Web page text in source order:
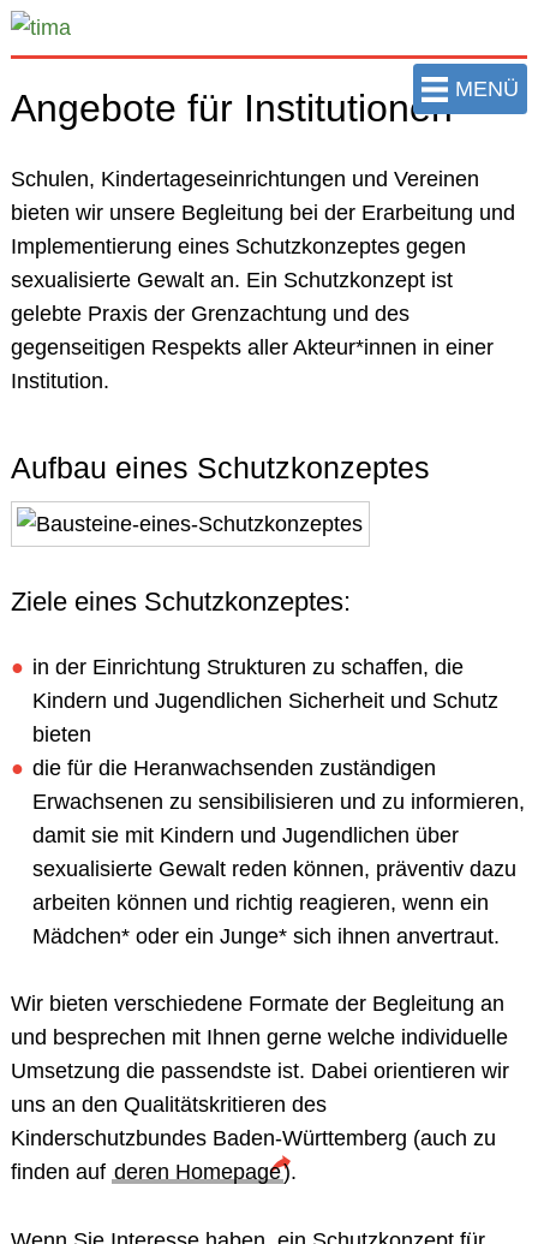
zum
Hauptinhalt
Seite
MENÜ
Angebote für Institutionen
Schulen, Kindertageseinrichtungen und Vereinen
bieten wir unsere Begleitung bei der Erarbeitung und
Implementierung eines Schutzkonzeptes gegen
sexualisierte Gewalt an. Ein Schutzkonzept ist
gelebte Praxis der Grenzachtung und des
gegenseitigen Respekts aller Akteur*innen in einer
Institution.
Aufbau eines Schutzkonzeptes
Ziele eines Schutzkonzeptes:
in der Einrichtung Strukturen zu schaffen, die
Kindern und Jugendlichen Sicherheit und Schutz
bieten
die für die Heranwachsenden zuständigen
Erwachsenen zu sensibilisieren und zu informieren,
damit sie mit Kindern und Jugendlichen über
sexualisierte Gewalt reden können, präventiv dazu
arbeiten können und richtig reagieren, wenn ein
Mädchen* oder ein Junge* sich ihnen anvertraut.
Wir bieten verschiedene Formateder Begleitung an
und besprechen mit Ihnen gerne welche individuelle
Umsetzung die passendste ist. Dabei orientieren wir
uns an den Qualitätskritieren des
Kinderschutzbundes Baden-Württemberg (auch zu
finden auf deren Homepage).